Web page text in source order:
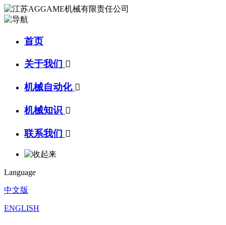
首页
关于我们 
机械自动化 
机械知识 
联系我们 
Language
中文版
ENGLISH